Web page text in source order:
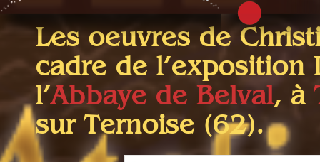
Les oeuvres de
cadre de
l’Abbaye de Belval, à
sur Ternoise (62).